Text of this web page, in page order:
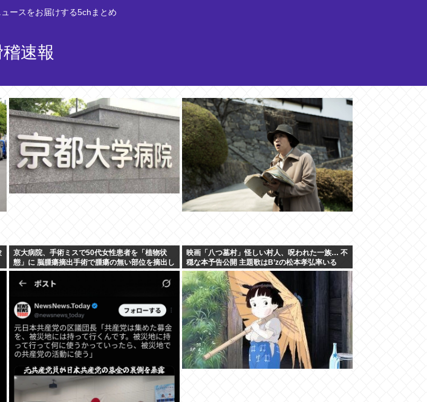
ースをお届けする5chまとめ
速報
京大病院、手術ミスで50代女性患者を「植物状
態」に 脳腫瘍摘出手術で腫瘍の無い部位を摘出し
てしまう
映画「八つ墓村」怪しい村人、呪われた一族… 不
穏な本予告公開 主題歌はB’zの松本孝弘率いる
TMG